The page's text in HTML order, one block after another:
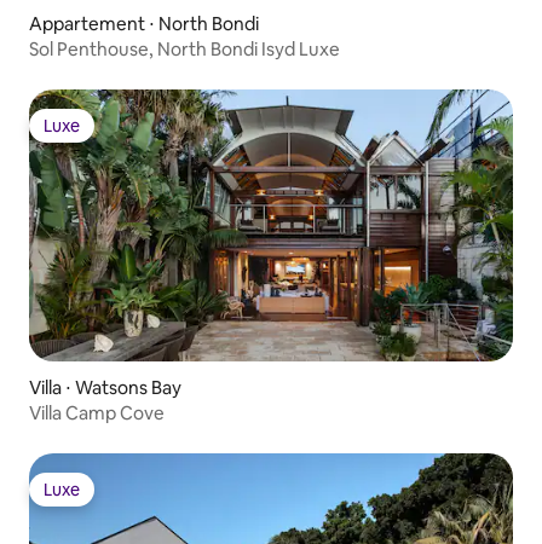
Appartement ⋅ North Bondi
Sol Penthouse, North Bondi Isyd Luxe
Luxe
Luxe
Villa ⋅ Watsons Bay
Villa Camp Cove
Luxe
Luxe